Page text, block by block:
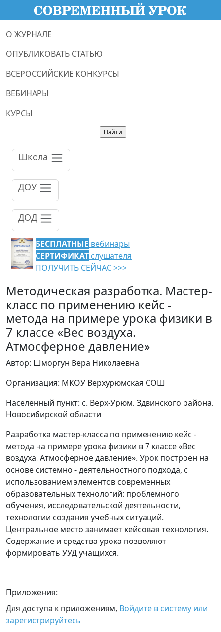
О ЖУРНАЛЕ
ОПУБЛИКОВАТЬ СТАТЬЮ
ВСЕРОССИЙСКИЕ КОНКУРСЫ
ВЕБИНАРЫ
КУРСЫ
Школа
ДОУ
ДОД
БЕСПЛАТНЫЕ вебинары
СЕРТИФИКАТ слушателя
ПОЛУЧИТЬ СЕЙЧАС >>>
Методическая разработка. Мастер-
класс по применению кейс -
метода на примере урока физики в
7 классе «Вес воздуха.
Атмосферное давление»
Автор: Шморгун Вера Николаевна
Организация: МКОУ Верхурюмская СОШ
Населенный пункт: с. Верх-Урюм, Здвинского района,
Новосибирской области
Разработка мастер-класса по применению кейс -
метода на примере урока физики в 7 классе «Вес
воздуха. Атмосферное давление». Урок построен на
основе системно - деятельностного подхода, с
использованием элементов современных
образовательных технологий: проблемного
обучения, исследовательской деятельности,
технологии создания учебных ситуаций.
Центральное место занимает кейсовая технология.
Содержание и средства урока позволяют
формировать УУД учащихся.
Приложения:
Для доступа к приложениям, Войдите в систему или
зарегистрируйтесь